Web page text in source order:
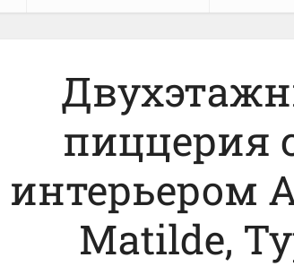
пиццерия
интерьером
Matilde,